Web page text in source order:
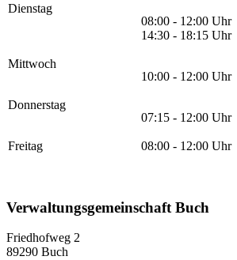
Dienstag
08:00 - 12:00 Uhr
14:30 - 18:15 Uhr
Mittwoch
10:00 - 12:00 Uhr
Donnerstag
07:15 - 12:00 Uhr
Freitag 08:00 - 12:00 Uhr
Verwaltungsgemeinschaft Buch
Friedhofweg 2
89290 Buch